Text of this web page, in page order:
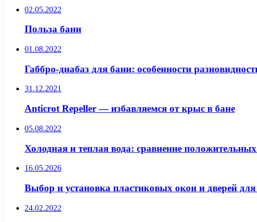
02.05.2022
Польза бани
01.08.2022
Габбро-диабаз для бани: особенности
31.12.2021
Anticrot Repeller — избавляемся от крыс в бане
05.08.2022
Холодная и теплая вода: сравнение
16.05.2026
Выбор и установка пластиковых окон и дверей
24.02.2022